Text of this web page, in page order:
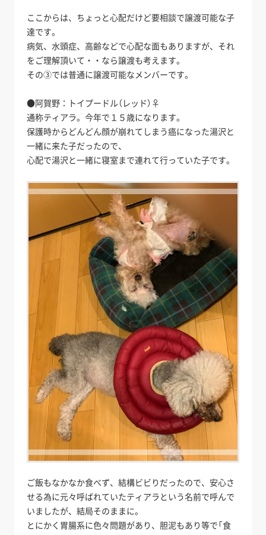
ここからは、ちょっと心配だけど要相談で譲渡可能な子
達です。
病気、水頭症、高齢などで心配な面もありますが、それ
をご理解頂いて・・なら譲渡も考えます。
その③では普通に譲渡可能なメンバーです。
●阿賀野：トイプードル（レッド）♀
通称ティアラ。今年で１５歳になります。
保護時からどんどん顔が崩れてしまう癌になった湯沢と
一緒に来た子だったので、
心配で湯沢と一緒に寝室まで連れて行っていた子です。
ご飯もなかなか食べず、結構ビビりだったので、安心さ
せる為に元々呼ばれていたティアラという名前で呼んで
いましたが、結局そのままに。
とにかく胃腸系に色々問題があり、胆泥もあり等で「食